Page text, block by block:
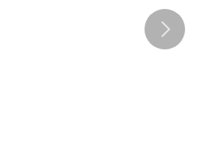
ープン以来、多くの利用者から